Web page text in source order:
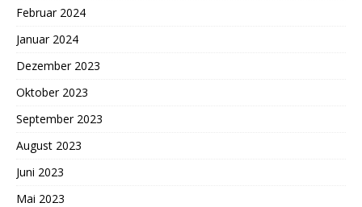
Februar 2024
Januar 2024
Dezember 2023
Oktober 2023
September 2023
August 2023
Juni 2023
Mai 2023